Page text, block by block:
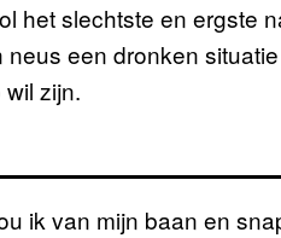
het slechtste en ergste
een dronken
zijn.
ik van mijn baan en